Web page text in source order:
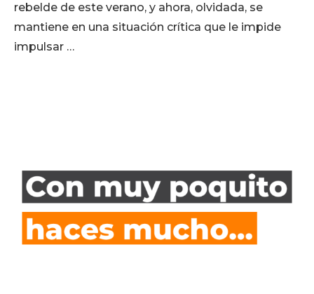
rebelde de este verano, y ahora, olvidada, se
mantiene en una situación crítica que le impide
impulsar …